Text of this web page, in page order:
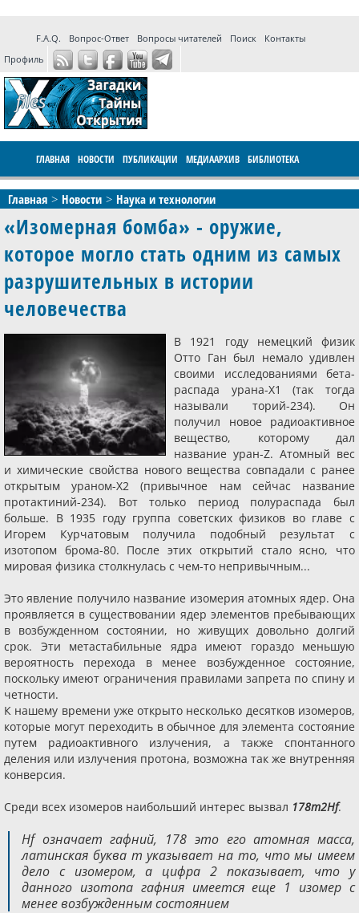
F.A.Q. Вопрос-Ответ Вопросы читателей Поиск
Контакты
Профиль
ГЛАВНАЯ НОВОСТИ ПУБЛИКАЦИИ МЕДИААРХИВ БИБЛИОТЕКА
ПРОГРАММЫ ФОРУМ LIVE
Главная Новости Наука и технологии
«Изомерная бомба» - оружие,
которое могло стать одним из самых
разрушительных в истории
человечества
В 1921 году немецкий физик
Отто Ган был немало удивлен
своими исследованиями бета-
распада урана-X1 (так тогда
называли торий-234). Он
получил новое радиоактивное
вещество, которому дал
название уран-Z. Атомный вес
и химические свойства нового вещества совпадали с ранее
открытым ураном-X2 (привычное нам сейчас название
протактиний-234). Вот только период полураспада был
больше. В 1935 году группа советских физиков во главе с
Игорем Курчатовым получила подобный результат с
изотопом брома-80. После этих открытий стало ясно, что
мировая физика столкнулась с чем-то непривычным...
Это явление получило название изомерия атомных ядер. Она
проявляется в существовании ядер элементов пребывающих
в возбужденном состоянии, но живущих довольно долгий
срок. Эти метастабильные ядра имеют гораздо меньшую
вероятность перехода в менее возбужденное состояние,
поскольку имеют ограничения правилами запрета по спину и
четности.
К нашему времени уже открыто несколько десятков изомеров,
которые могут переходить в обычное для элемента состояние
путем радиоактивного излучения, а также спонтанного
деления или излучения протона, возможна так же внутренняя
конверсия.
Среди всех изомеров наибольший интерес вызвал 178m2Hf.
Hf означает гафний, 178 это его атомная масса,
латинская буква m указывает на то, что мы имеем
дело с изомером, а цифра 2 показывает, что у
данного изотопа гафния имеется еще 1 изомер с
менее возбужденным состоянием